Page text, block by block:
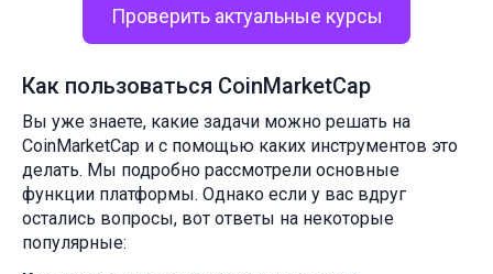
Проверить актуальные курсы
Как пользоваться CoinMarketCap
Вы уже знаете, какие задачи можно решать на
CoinMarketCap и с помощью каких инструментов это
делать. Мы подробно рассмотрели основные
функции платформы. Однако если у вас вдруг
остались вопросы, вот ответы на некоторые
популярные: